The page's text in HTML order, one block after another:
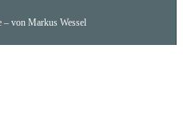
von Markus Wessel